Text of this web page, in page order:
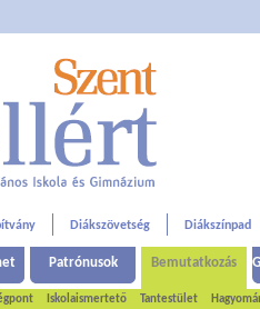
Diákszövetség Diákszínpad
Patrónusok Bemutatkozás
Iskolaismertető Tantestület